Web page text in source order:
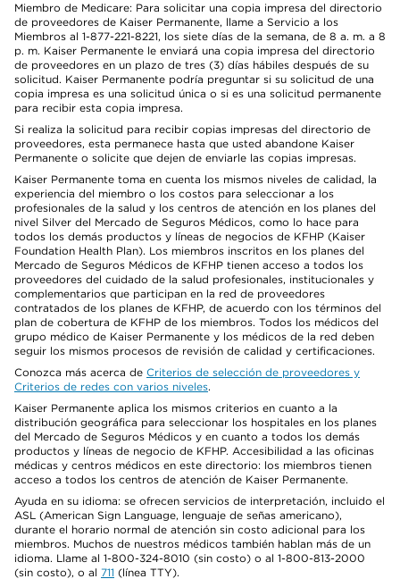
Miembro de Medicare: Para solicitar una copia impresa del directorio
de proveedores de Kaiser Permanente, llame a Servicio a los
Miembros al 1-877-221-8221, los siete días de la semana, de 8 a. m. a 8
p. m. Kaiser Permanente le enviará una copia impresa del directorio
de proveedores en un plazo de tres (3) días hábiles después de su
solicitud. Kaiser Permanente podría preguntar si su solicitud de una
copia impresa es una solicitud única o si es una solicitud permanente
para recibir esta copia impresa.
Si realiza la solicitud para recibir copias impresas del directorio de
proveedores, esta permanece hasta que usted abandone Kaiser
Permanente o solicite que dejen de enviarle las copias impresas.
Kaiser Permanente toma en cuenta los mismos niveles de calidad, la
experiencia del miembro o los costos para seleccionar a los
profesionales de la salud y los centros de atención en los planes del
nivel Silver del Mercado de Seguros Médicos, como lo hace para
todos los demás productos y líneas de negocios de KFHP (Kaiser
Foundation Health Plan). Los miembros inscritos en los planes del
Mercado de Seguros Médicos de KFHP tienen acceso a todos los
proveedores del cuidado de la salud profesionales, institucionales y
complementarios que participan en la red de proveedores
contratados de los planes de KFHP, de acuerdo con los términos del
plan de cobertura de KFHP de los miembros. Todos los médicos del
grupo médico de Kaiser Permanente y los médicos de la red deben
seguir los mismos procesos de revisión de calidad y certificaciones.
Conozca más acerca de Criterios de selección de proveedores y
Criterios de redes con varios niveles.
Kaiser Permanente aplica los mismos criterios en cuanto a la
distribución geográfica para seleccionar los hospitales en los planes
del Mercado de Seguros Médicos y en cuanto a todos los demás
productos y líneas de negocio de KFHP. Accesibilidad a las oficinas
médicas y centros médicos en este directorio: los miembros tienen
acceso a todos los centros de atención de Kaiser Permanente.
Ayuda en su idioma: se ofrecen servicios de interpretación, incluido el
ASL (American Sign Language, lenguaje de señas americano),
durante el horario normal de atención sin costo adicional para los
miembros. Muchos de nuestros médicos también hablan más de un
idioma. Llame al 1-800-324-8010 (sin costo) o al 1-800-813-2000
(sin costo), o al 711 (línea TTY).